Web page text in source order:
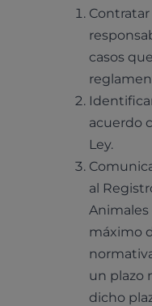
casos
acuerdo
Ley.
al
máximo
un plazo
dicho